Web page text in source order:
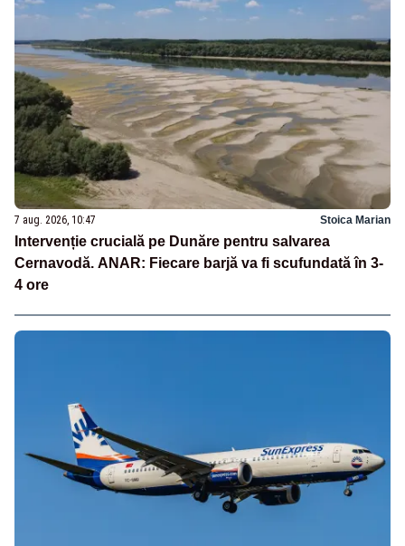
7 aug. 2026, 10:47 Stoica Marian
Intervenție crucială pe Dunăre pentru salvarea
Cernavodă. ANAR: Fiecare barjă va fi scufundată în 3-
4 ore